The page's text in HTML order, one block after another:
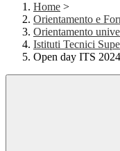
Home >
Orientamento e
Orientamento
Istituti Tecnici
Open day ITS 2024